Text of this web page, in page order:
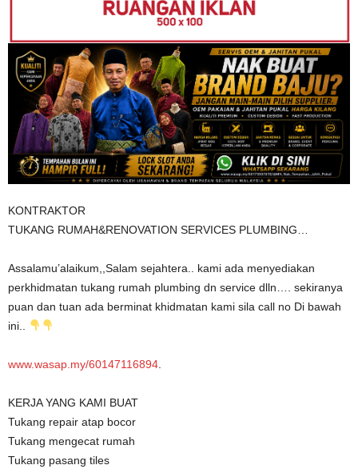
KONTRAKTOR
TUKANG RUMAH&RENOVATION SERVICES PLUMBING…
Assalamu’alaikum,,Salam sejahtera.. kami ada menyediakan
perkhidmatan tukang rumah plumbing dn service dlln…. sekiranya
puan dan tuan ada berminat khidmatan kami sila call no Di bawah
ini..
www.wasap.my/60147116894
KERJA YANG KAMI BUAT
Tukang repair atap bocor
Tukang mengecat rumah
Tukang pasang tiles